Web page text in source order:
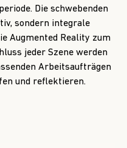
Die schwebenden
sondern integrale
Augmented Reality zum
jeder Szene werden
Arbeitsaufträgen
und reflektieren.